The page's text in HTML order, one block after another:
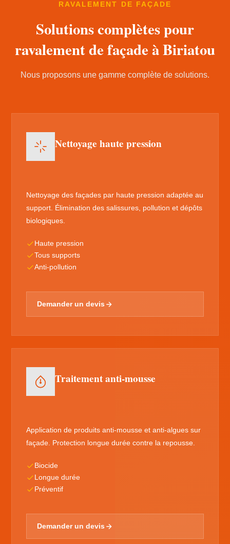
RAVALEMENT DE FAÇADE
Solutions complètes pour
ravalement de façade à Biriatou
Nous proposons une gamme complète de solutions.
Nettoyage haute pression
Nettoyage des façades par haute pression adaptée au
support. Élimination des salissures, pollution et dépôts
biologiques.
Haute pression
Tous supports
Anti-pollution
Demander un devis
Traitement anti-mousse
Application de produits anti-mousse et anti-algues sur
façade. Protection longue durée contre la repousse.
Biocide
Longue durée
Préventif
Demander un devis